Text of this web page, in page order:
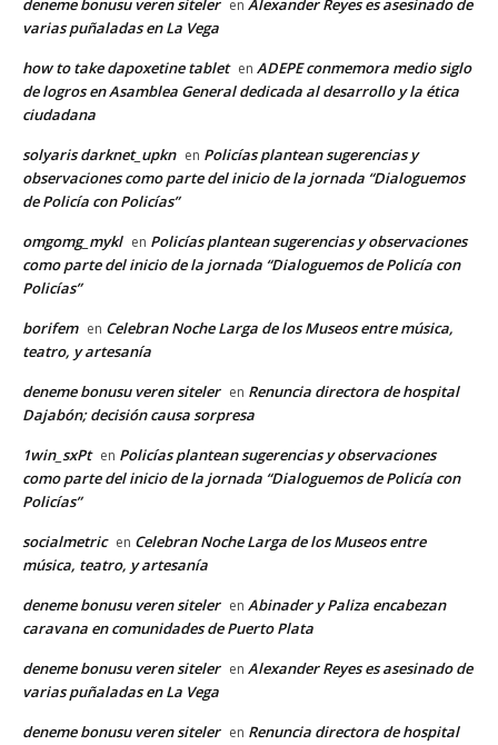
deneme bonusu veren siteler en Alexander Reyes es asesinado de
varias puñaladas en La Vega
how to take dapoxetine tablet en ADEPE conmemora medio siglo
de logros en Asamblea General dedicada al desarrollo y la ética
ciudadana
solyaris darknet_upkn en Policías plantean sugerencias y
observaciones como parte del inicio de la jornada “Dialoguemos
de Policía con Policías”
omgomg_mykl en Policías plantean sugerencias y observaciones
como parte del inicio de la jornada “Dialoguemos de Policía con
Policías”
borifem en Celebran Noche Larga de los Museos entre música,
teatro, y artesanía
deneme bonusu veren siteler en Renuncia directora de hospital
Dajabón; decisión causa sorpresa
1win_sxPt en Policías plantean sugerencias y observaciones
como parte del inicio de la jornada “Dialoguemos de Policía con
Policías”
socialmetric en Celebran Noche Larga de los Museos entre
música, teatro, y artesanía
deneme bonusu veren siteler en Abinader y Paliza encabezan
caravana en comunidades de Puerto Plata
deneme bonusu veren siteler en Alexander Reyes es asesinado de
varias puñaladas en La Vega
deneme bonusu veren siteler en Renuncia directora de hospital